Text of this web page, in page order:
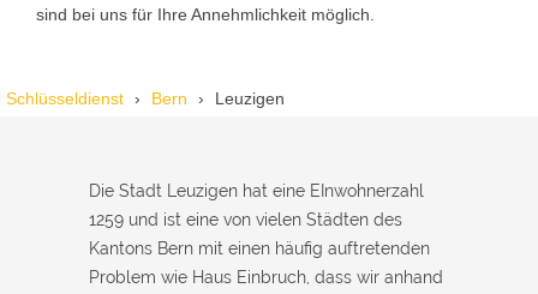
sind bei uns für Ihre Annehmlichkeit möglich.
Schlüsseldienst Bern Leuzigen
Die Stadt Leuzigen hat eine EInwohnerzahl
1259 und ist eine von vielen Städten des
Kantons Bern mit einen häufig auftretenden
Problem wie Haus Einbruch, dass wir anhand